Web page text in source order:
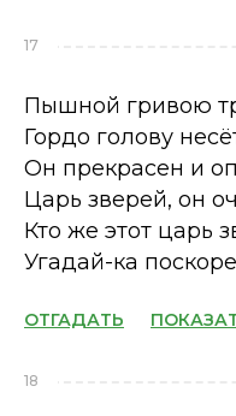
17
Пышной гривою
Гордо голову
Он прекрасен и
Царь зверей, он
Кто же этот царь
Угадай-ка
ОТГАДАТЬ
18